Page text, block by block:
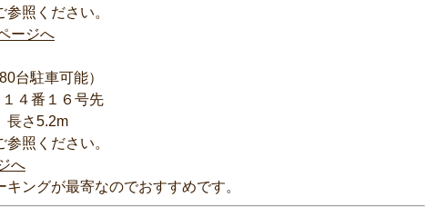
照ください。
ージへ
台駐車可能）
４番１６号先
長さ5.2m
照ください。
へ
ングが最寄なのでおすすめです。